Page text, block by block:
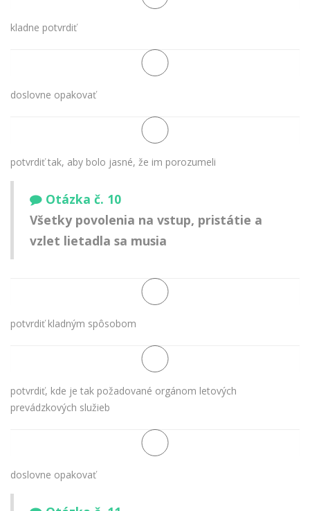
kladne potvrdiť
doslovne opakovať
potvrdiť tak, aby bolo jasné, že im porozumeli
Otázka č. 10
Všetky povolenia na vstup, pristátie a
vzlet lietadla sa musia
potvrdiť kladným spôsobom
potvrdiť, kde je tak požadované orgánom letových
prevádzkových služieb
doslovne opakovať